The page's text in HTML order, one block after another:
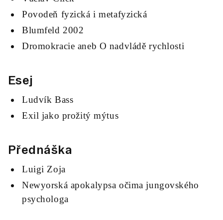
Povodeň fyzická i metafyzická
Blumfeld 2002
Dromokracie aneb O nadvládě rychlosti
Esej
Ludvík Bass
Exil jako prožitý mýtus
Přednáška
Luigi Zoja
Newyorská apokalypsa očima jungovského
psychologa